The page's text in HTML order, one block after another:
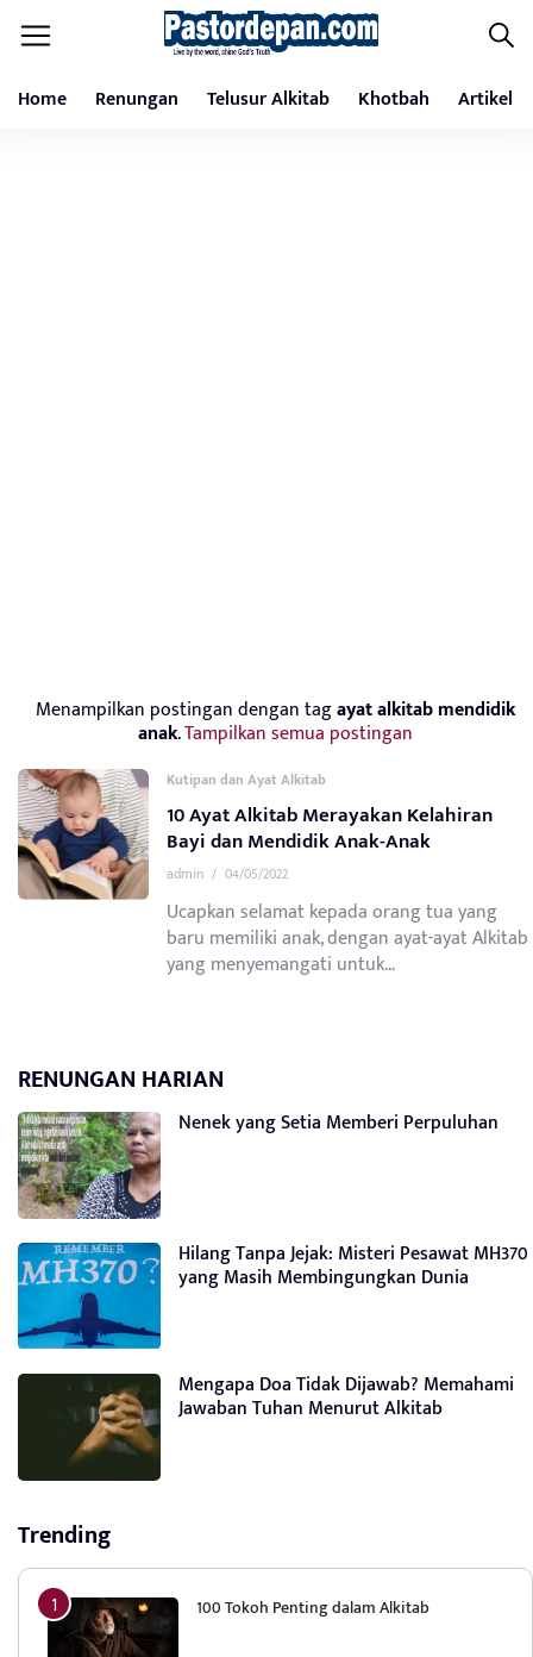
Home Renungan Telusur Alkitab Khotbah Artikel
Menampilkan postingan dengan tagayat alkitab mendidik
anak.Tampilkan semua postingan
Kutipan dan Ayat Alkitab
10 Ayat Alkitab Merayakan Kelahiran
Bayi dan Mendidik Anak-Anak
admin / 04/05/2022
Ucapkan selamat kepada orang tua yang
baru memiliki anak, dengan ayat-ayat Alkitab
yang menyemangati untuk...
RENUNGAN HARIAN
Nenek yang Setia Memberi Perpuluhan
Hilang Tanpa Jejak: Misteri Pesawat MH370
yang Masih Membingungkan Dunia
Mengapa Doa Tidak Dijawab? Memahami
Jawaban Tuhan Menurut Alkitab
Trending
100 Tokoh Penting dalam Alkitab